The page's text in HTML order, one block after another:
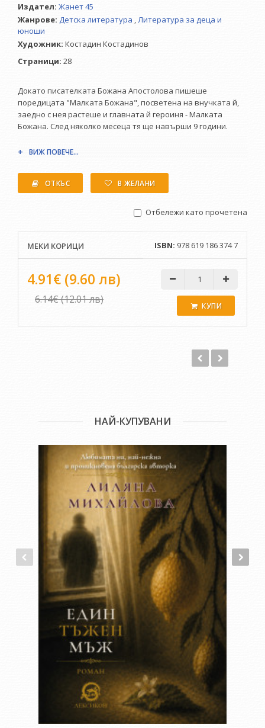
Издател: Жанет 45
Жанрове: Детска литература ,Литература за деца и
юноши
Художник: Костадин Костадинов
Страници: 28
Докато писателката Божана Апостолова пишеше
поредицата "Малката Божана", посветена на внучката й,
заедно с нея растеше и главната й героиня - Малката
Божана. След няколко месеца тя ще навърши 9 години.
Малките читатели вече държат в ръцете си десетата
забавни истории, свързани с характера на едно дете,
което само успява да превърне своята Коледа в истински
ВИЖ ПОВЕЧЕ...
ОТКЪС В ЖЕЛАНИ
Отбележи като прочетена
МЕКИ КОРИЦИ ISBN: 978 619 186 374 7
4.91€ (9.60 лв)
6.14€ (12.01 лв)
КУПИ
НАЙ-КУПУВАНИ